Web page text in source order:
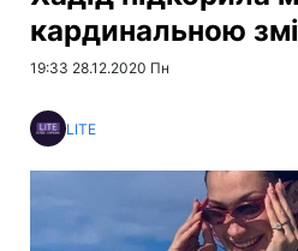
кардинальною
19:33 28.12.2020 Пн
LITE